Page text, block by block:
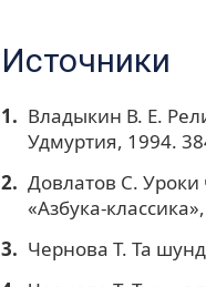
Источники
Владыкин В. Е.
Удмуртия, 1994.
Довлатов С. Уроки
«Азбука-
Чернова Т. Та